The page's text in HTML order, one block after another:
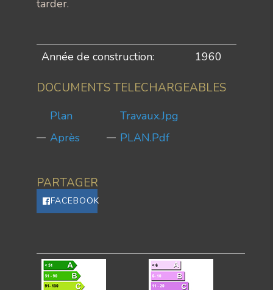
tarder.
Année de construction: 1960
DOCUMENTS TELECHARGEABLES
Plan
Après
Travaux.jpg
PLAN.pdf
PARTAGER
FACEBOOK